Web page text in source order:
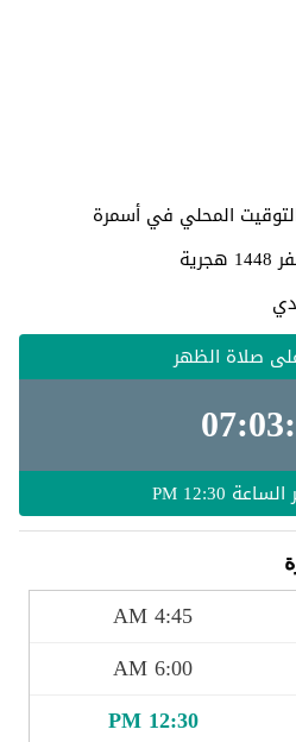
المحلي في أسمرة
صلاة الظهر
الساعة 12:30 PM
4:45 AM
6:00 AM
12:30 PM